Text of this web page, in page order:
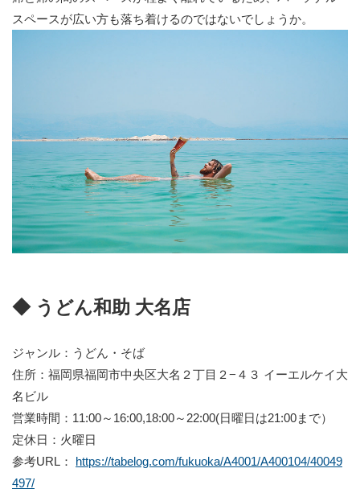
スペースが広い方も落ち着けるのではないでしょうか。
◆ うどん和助 大名店
ジャンル：うどん・そば
住所：福岡県福岡市中央区大名２丁目２−４３ イーエルケイ大
名ビル
営業時間：11:00～16:00,18:00～22:00(日曜日は21:00まで）
定休日：火曜日
参考URL： https://tabelog.com/fukuoka/A4001/A400104/40049
497/